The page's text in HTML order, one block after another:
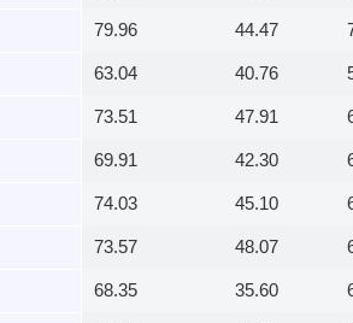
79.96 44.47
63.04 40.76
73.51 47.91
69.91 42.30
74.03 45.10
73.57 48.07
68.35 35.60